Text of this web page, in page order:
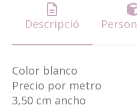
Descripció
Color blanco
Precio por metro
3,50 cm ancho